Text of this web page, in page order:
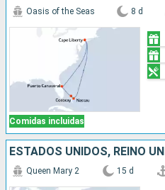
Comidas incluidas
Oasis of the Seas 8 d
ESTADOS UNIDOS, REINO
Queen Mary 2 15 d